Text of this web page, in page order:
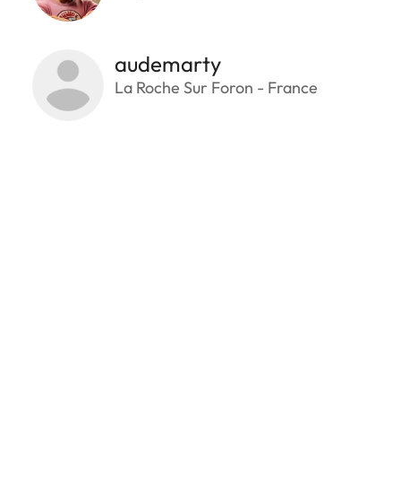
audemarty
La Roche Sur Foron - France